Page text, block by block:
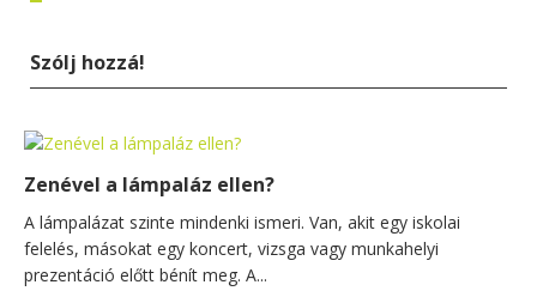
Szólj hozzá!
Zenével a lámpaláz ellen?
A lámpalázat szinte mindenki ismeri. Van, akit egy iskolai
felelés, másokat egy koncert, vizsga vagy munkahelyi
prezentáció előtt bénít meg. A...